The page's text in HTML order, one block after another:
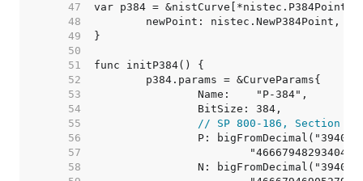
    47
    48
    49
    50
    51
    52
    53
    54
    55
// SP 800-186, Section
    56
    57
    58